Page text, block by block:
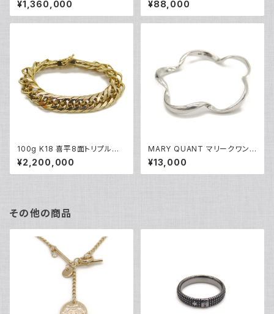
ト Y05039
¥1,360,000 ¥88,000
100g K18 喜平8面トリプルブ
レスレット 18金 チェーンブレス
レット Y04840
¥2,200,000
MARY QUANT マリークワント
シルバー フラワーデザインバン
グル ブレスレット Y04924
¥13,000
その他の商品